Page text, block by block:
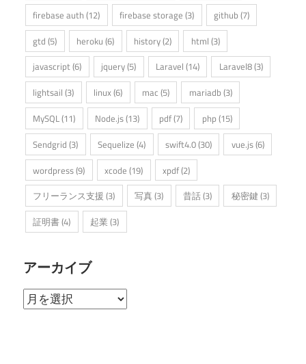
firebase auth (12) firebase storage (3) github (7)
gtd (5) heroku (6) history(2) html (3)
javascript(6) jquery(5) Laravel (14) Laravel8(3)
lightsail (3) linux(6) mac (5) mariadb (3)
MySQL(11) Node.js(13) pdf(7) php(15)
Sendgrid (3) Sequelize (4) swift4.0(30) vue.js(6)
wordpress(9) xcode (19) xpdf(2)
フリーランス支援 (3) 写真(3) 昔話(3) 秘密鍵 (3)
証明書(4) 起業 (3)
アーカイブ
ア